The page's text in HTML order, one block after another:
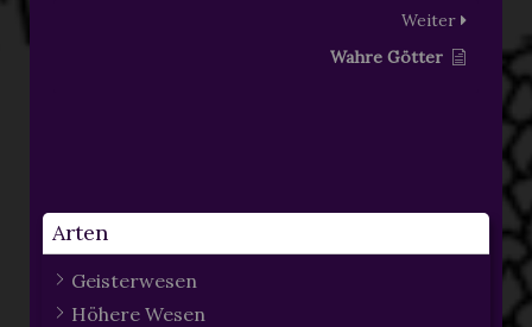
Arten
Geisterwesen
Höhere Wesen
Weiter
Wahre Götter